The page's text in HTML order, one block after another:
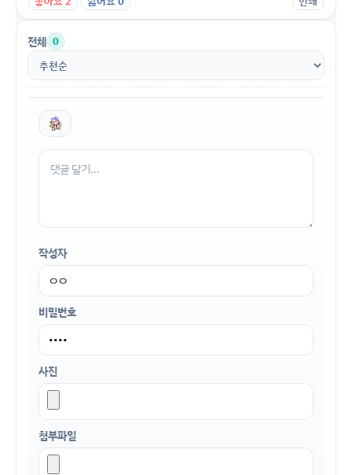
전체 0
작성자
비밀번호
사진
첨부파일